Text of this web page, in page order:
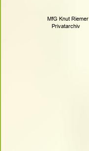
MfG Knut Riemer
   Privatarchiv